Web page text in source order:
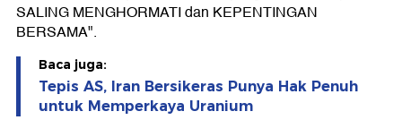
SALING MENGHORMATI dan KEPENTINGAN
BERSAMA".
Baca juga:
Tepis AS, Iran Bersikeras Punya Hak Penuh
untuk Memperkaya Uranium